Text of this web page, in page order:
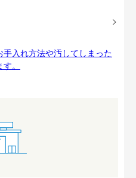
入れ方法や汚してしまった
。